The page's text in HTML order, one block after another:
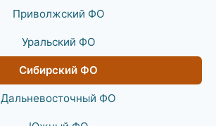
Приволжский ФО
Уральский ФО
Сибирский ФО
Дальневосточный ФО